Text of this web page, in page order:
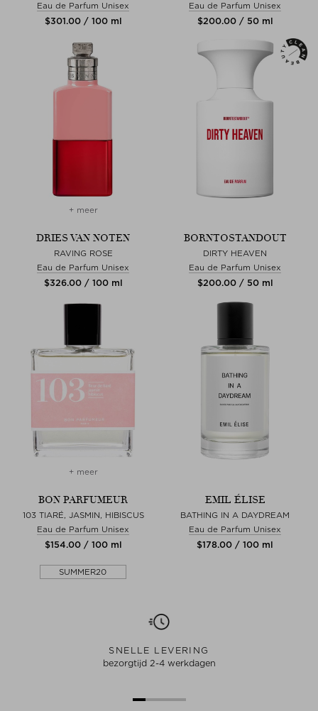
Eau de Parfum Unisex
$‌301.00 / 100 ml
Eau de Parfum Unisex
$‌200.00 / 50 ml
+ meer
DRIES VAN NOTEN
RAVING ROSE
Eau de Parfum Unisex
$‌326.00 / 100 ml
BORNTOSTANDOUT
DIRTY HEAVEN
Eau de Parfum Unisex
$‌200.00 / 50 ml
+ meer
BON PARFUMEUR
103 TIARÉ, JASMIN, HIBISCUS
Eau de Parfum Unisex
$‌154.00 / 100 ml
SUMMER20
EMIL ÉLISE
BATHING IN A DAYDREAM
Eau de Parfum Unisex
$‌178.00 / 100 ml
SNELLE LEVERING
bezorgtijd 2-4 werkdagen